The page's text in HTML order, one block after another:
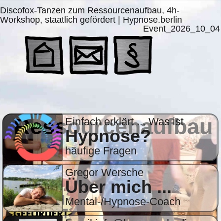
Discofox-Tanzen zum Ressourcenaufbau, 4h-
Workshop, staatlich gefördert | Hypnose.berlin
Event_2026_10_04
Ressourcenaufbau
Einfach erklärt ... Was ist
Hypnose?
häufige Fragen
Gregor Wersche
Über mich ...
Mental-/Hypnose-Coach